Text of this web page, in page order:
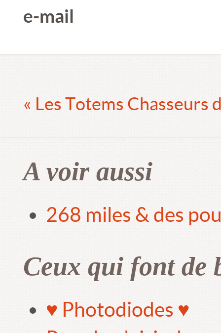
e-mail
« Les Totems Chasseurs
A voir aussi
268 miles & des
Ceux qui font de
♥ Photodiodes ♥